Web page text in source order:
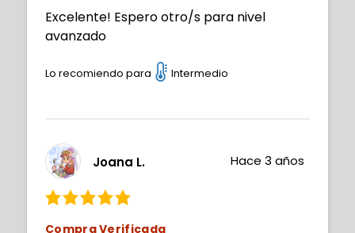
Excelente! Espero otro/s para nivel
avanzado
Lo recomiendo para Intermedio
Joana L. Hace 3 años
Compra Verificada